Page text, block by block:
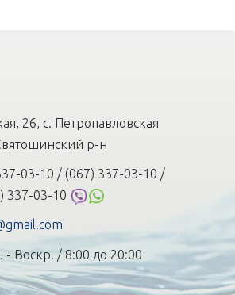
26, с. Петропавловская
р-н
03-10 / (067) 337-03-10 /
337-03-10
- Воскр. / 8:00 до 20:00